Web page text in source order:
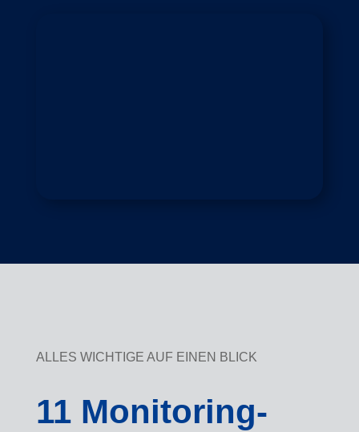
ALLES WICHTIGE AUF EINEN BLICK
11 Monitoring-